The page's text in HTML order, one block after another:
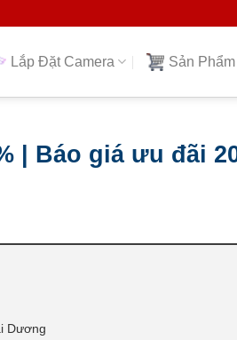
Lắp Đặt Camera Sản Phẩm
| Báo giá ưu đãi
Dương